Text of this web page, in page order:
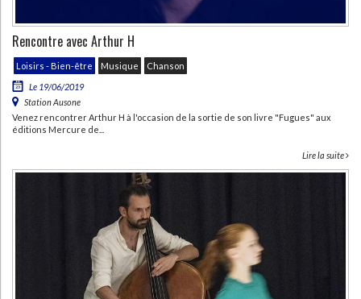
Rencontre avec Arthur H
Loisirs - Bien-être Musique
Chanson
Le 19/06/2019
Station Ausone
Venez rencontrer Arthur H à l'occasion de la sortie de son livre "Fugues" aux
éditions Mercure de...
Lire la suite